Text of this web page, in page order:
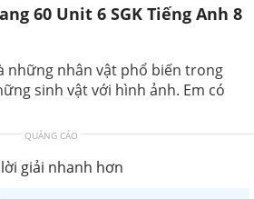
60 Unit 6 SGK Tiếng Anh 8
những nhân vật phổ biến trong
sinh vật với hình ảnh. Em có
QUẢNG CÁO
giải nhanh hơn